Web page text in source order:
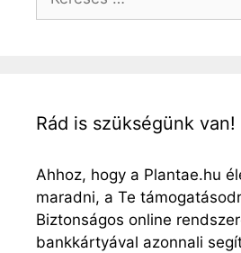
Rád is szükségünk van!
Ahhoz, hogy a Plantae.hu
maradni, a Te
Biztonságos online
bankkártyával azonnali